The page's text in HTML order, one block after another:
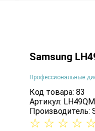
Samsung
Профессиональные
Код товара: 83
Артикул:
Производитель:
☆ ☆ ☆ ☆